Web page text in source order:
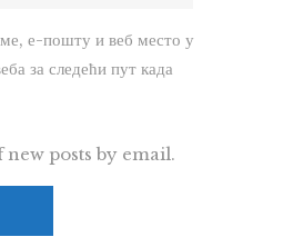
е-пошту и веб место у
за следећи пут када
posts by email.